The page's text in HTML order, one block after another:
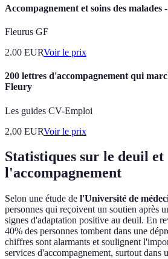
Accompagnement et soins des malades
Fleurus GF
2.00 EURVoir le prix
200 lettres d'accompagnement qui
Fleury
Les guides CV-Emploi
2.00 EURVoir le prix
Statistiques sur le deuil et
l'accompagnement
Selon une étude de l'Université de
personnes qui reçoivent un soutien après
signes d'adaptation positive au deuil. En
40% des personnes tombent dans une
chiffres sont alarmants et soulignent
services d'accompagnement, surtout dans